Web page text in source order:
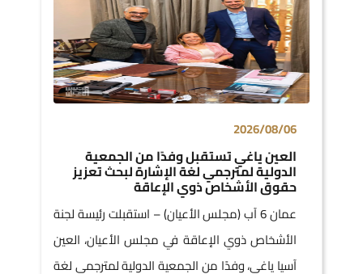
2026/08/06
العين ياغي تستقبل وفدًا من الجمعية
الدولية لمترجمي لغة الإشارة لبحث تعزيز
حقوق الأشخاص ذوي الإعاقة
عمان 6 آب (مجلس الأعيان) – استقبلت رئيسة لجنة
الأشخاص ذوي الإعاقة في مجلس الأعيان، العين
آسيا ياغي، وفدًا من الجمعية الدولية لمترجمي لغة